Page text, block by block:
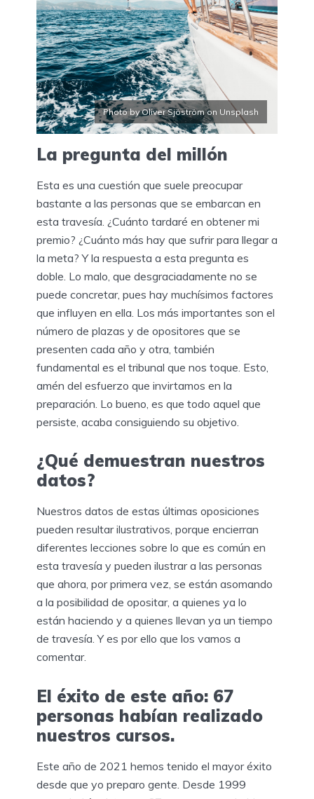
Photo by Oliver Sjöström on Unsplash
La pregunta del millón
Esta es una cuestión que suele preocupar
bastante a las personas que se embarcan en
esta travesía. ¿Cuánto tardaré en obtener mi
premio? ¿Cuánto más hay que sufrir para llegar a
la meta? Y la respuesta a esta pregunta es
doble. Lo malo, que desgraciadamente no se
puede concretar, pues hay muchísimos factores
que influyen en ella. Los más importantes son el
número de plazas y de opositores que se
presenten cada año y otra, también
fundamental es el tribunal que nos toque. Esto,
amén del esfuerzo que invirtamos en la
preparación. Lo bueno, es que todo aquel que
persiste, acaba consiguiendo su objetivo.
¿Qué demuestran nuestros
datos?
Nuestros datos de estas últimas oposiciones
pueden resultar ilustrativos, porque encierran
diferentes lecciones sobre lo que es común en
esta travesía y pueden ilustrar a las personas
que ahora, por primera vez, se están asomando
a la posibilidad de opositar, a quienes ya lo
están haciendo y a quienes llevan ya un tiempo
de travesía. Y es por ello que los vamos a
comentar.
El éxito de este año: 67
personas habían realizado
nuestros cursos.
Este año de 2021 hemos tenido el mayor éxito
desde que yo preparo gente. Desde 1999